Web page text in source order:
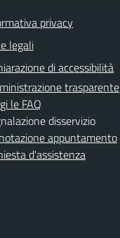
privacy
legali
di accessibilità
trasparente
le FAQ
disservizio
appuntamento
d'assistenza